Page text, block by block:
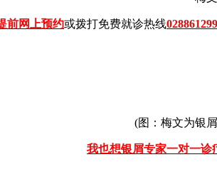
前网上预约或拨打免费就诊热线
(图：梅文为银屑
我也想银屑专家一对一诊